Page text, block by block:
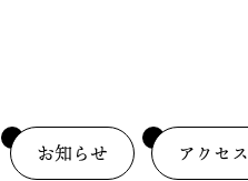
お知らせ アクセス